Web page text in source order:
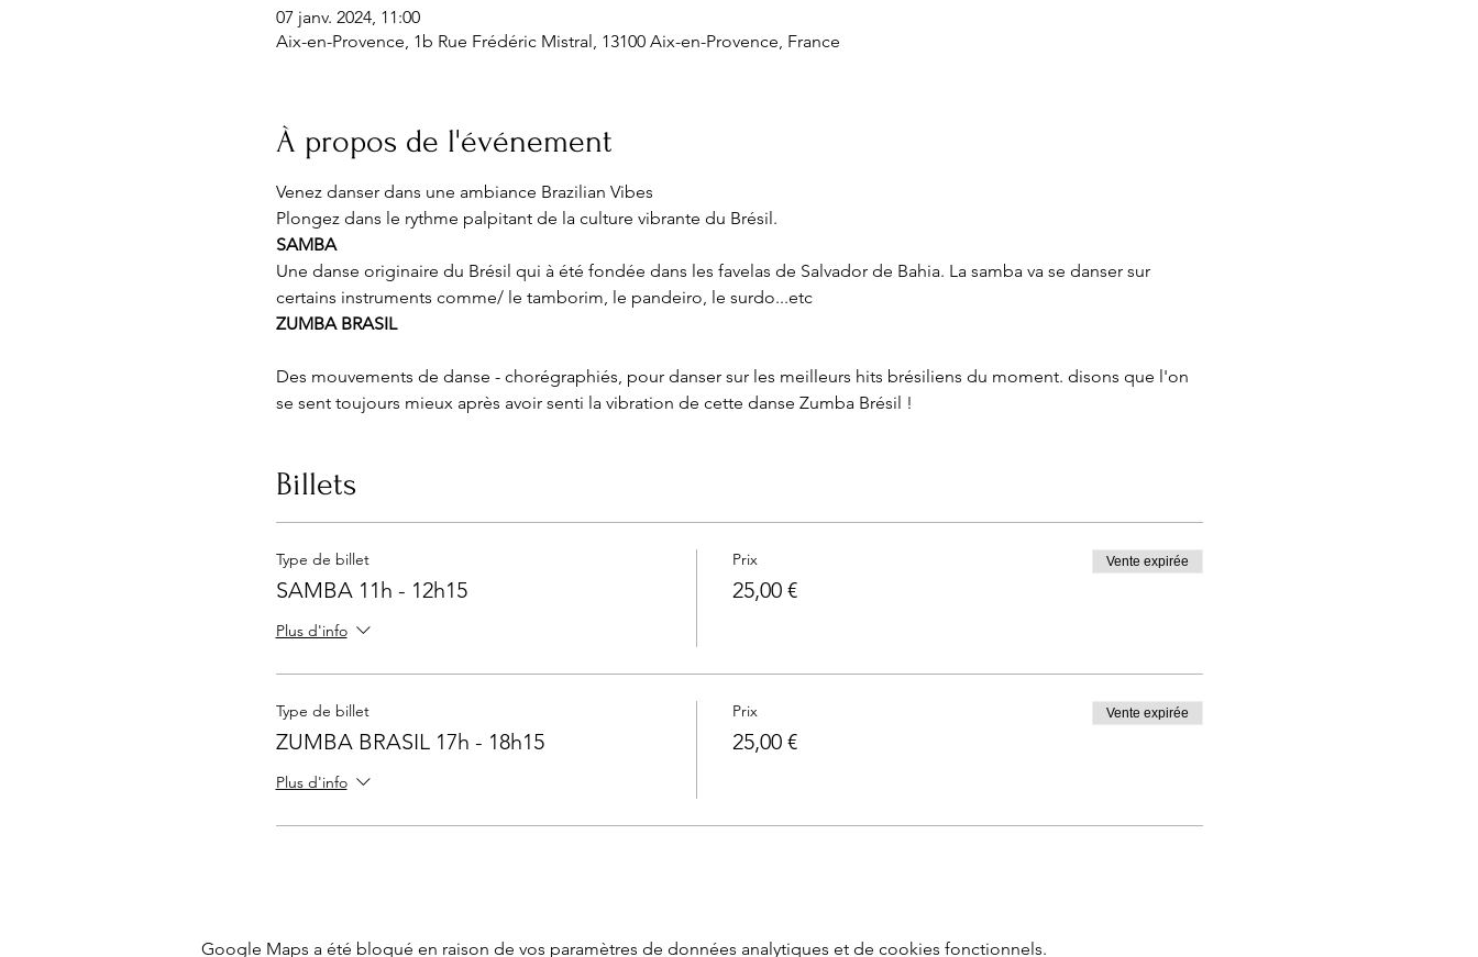
07 janv. 2024, 11:00
Aix-en-Provence, 1b Rue Frédéric Mistral, 13100 Aix-en-Provence, France
À propos de l'événement
Venez danser dans une ambiance Brazilian Vibes
SAMBA
Une danse originaire du Brésil qui à été fondée dans les favelas de Salvador de Bahia. La samba va se danser sur
certains instruments comme/ le tamborim, le pandeiro, le surdo...etc
ZUMBA BRASIL
Des mouvements de danse - chorégraphiés, pour danser sur les meilleurs hits brésiliens du moment. disons que l'on
se sent toujours mieux après avoir senti la vibration de cette danse Zumba Brésil !
Billets
Type de billet
SAMBA 11h - 12h15
Plus d'info
Prix
25,00 €
Vente expirée
Type de billet
ZUMBA BRASIL 17h - 18h15
Plus d'info
Prix
25,00 €
Vente expirée
Google Maps a été bloqué en raison de vos paramètres de données analytiques et de cookies fonctionnels.